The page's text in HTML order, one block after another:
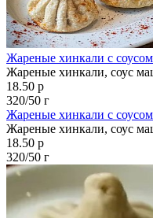
Жареные хинкали с
Жареные хинкали, соус
18.50 р
320/50 г
Жареные хинкали с
Жареные хинкали, соус
18.50 р
320/50 г